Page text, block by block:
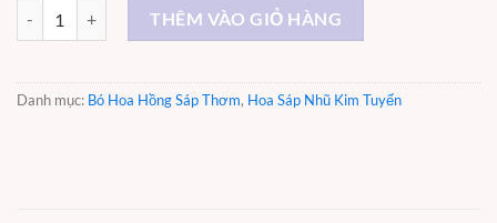
Trao Em - ST008 số lượngTHÊM VÀO GIỎ HÀNG
Danh mục: Bó Hoa Hồng Sáp Thơm, Hoa Sáp Nhũ Kim Tuyến